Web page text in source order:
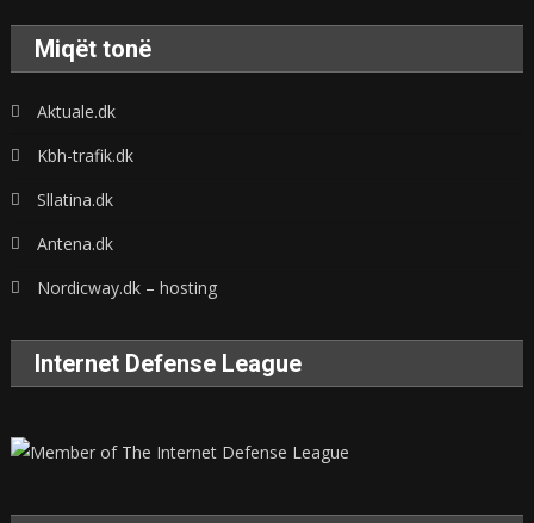
Miqët tonë
Aktuale.dk
Kbh-trafik.dk
Sllatina.dk
Antena.dk
Nordicway.dk – hosting
Internet Defense League